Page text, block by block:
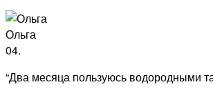
Ольга
04.
“Два месяца пользуюсь водородными